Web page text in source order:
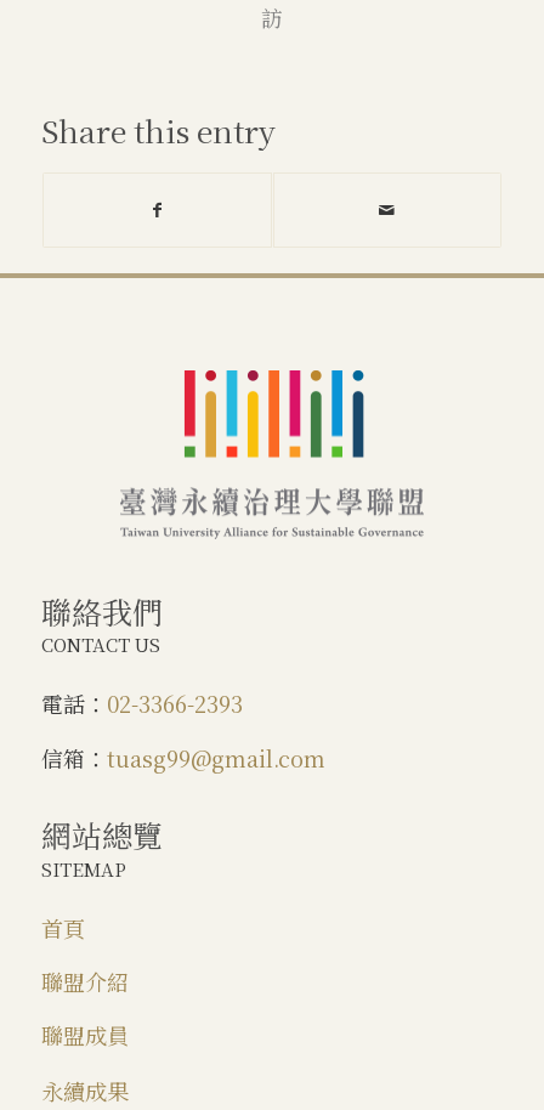
訪
Share this entry
聯絡我們
CONTACT US
電話： 02-3366-2393
信箱： tuasg99@gmail.com
網站總覽
SITEMAP
首頁
聯盟介紹
聯盟成員
永續成果